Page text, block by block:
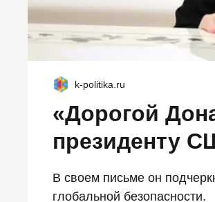
k-politika.ru
«Дорогой
президенту
В своем письме он
глобальной безопасности.